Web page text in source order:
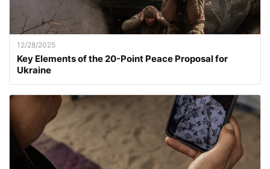
12/28/2025
Key Elements of the 20-Point Peace Proposal for
Ukraine